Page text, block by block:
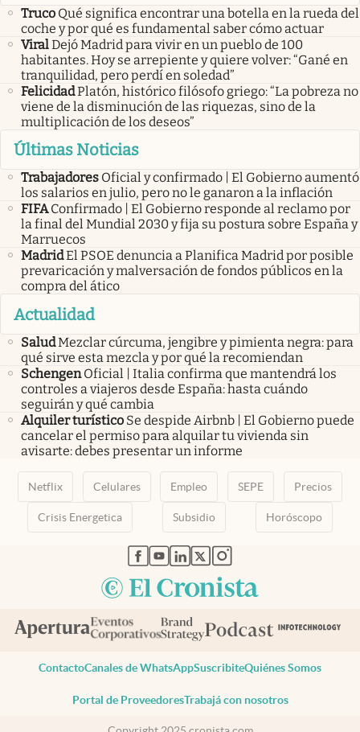
Truco Qué significa encontrar una botella en la rueda del
coche y por qué es fundamental saber cómo actuar
ViralDejó Madrid para vivir en un pueblo de 100
habitantes. Hoy se arrepiente y quiere volver: “Gané en
tranquilidad, pero perdí en soledad”
FelicidadPlatón, histórico filósofo griego: “La pobreza no
viene de la disminución de las riquezas, sino de la
multiplicación de los deseos”
Últimas Noticias
Trabajadores Oficial y confirmado | El Gobierno aumentó
los salarios en julio, pero no le ganaron a la inflación
FIFA Confirmado | El Gobierno responde al reclamo por
la final del Mundial 2030 y fija su postura sobre España y
Marruecos
MadridEl PSOE denuncia a Planifica Madrid por posible
prevaricación y malversación de fondos públicos en la
compra del ático
Actualidad
SaludMezclar cúrcuma, jengibre y pimienta negra: para
qué sirve esta mezcla y por qué la recomiendan
Schengen Oficial | Italia confirma que mantendrá los
controles a viajeros desde España: hasta cuándo
seguirán y qué cambia
Alquiler turístico Se despide Airbnb | El Gobierno puede
cancelar el permiso para alquilar tu vivienda sin
avisarte: debes presentar un informe
Netflix Celulares Empleo SEPE Precios
Crisis Energetica Subsidio Horóscopo
abre en nueva pestaña
abre en nueva pestaña
abre en nueva pestaña
abre en nueva pestaña
abre en nueva pestaña
ContactoCanales de WhatsAppSuscribiteQuiénes Somos
Portal de ProveedoresTrabajá con nosotros